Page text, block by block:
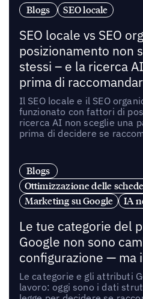
Blogs SEO locale
SEO locale vs SEO
posizionamento non
stessi – e la ricerca
prima di
Il SEO locale e il SEO
funzionato con fattori di
ricerca AI non sceglie una
prima di decidere se
Blogs
Ottimizzazione delle
Marketing su Google
IA
Le tue categorie del
Google non sono
configurazione — ma
Le categorie e gli attributi
lavoro: oggi sono i dati